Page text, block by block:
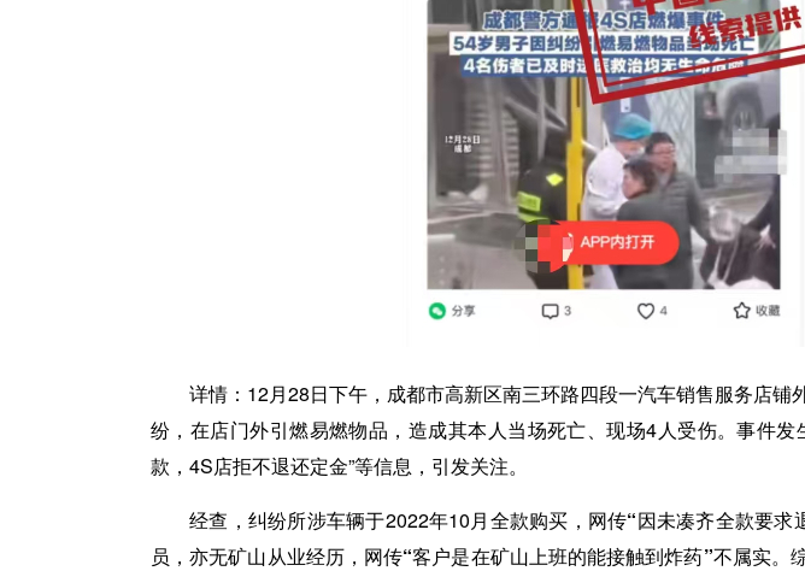
详情： 12月28日下午，成都市高新区南三环路四段一汽车销售服务店
纷，在店门外引燃易燃物品，造成其本人当场死亡、现场4人受伤。事件
款，4S店拒不退还定金”等信息，引发关注。
经查，纠纷所涉车辆于2022年10月全款购买， 网传“因未凑齐全款要求
员，亦无矿山从业经历， 网传“客户是在矿山上班的能接触到炸药”不属实。